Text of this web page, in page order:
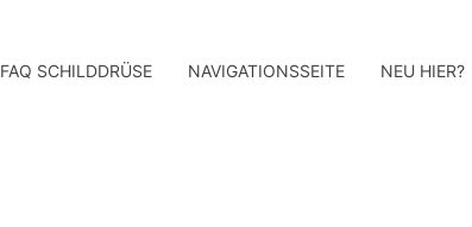
FAQ SCHILDDRÜSE NAVIGATIONSSEITE NEU HIER?